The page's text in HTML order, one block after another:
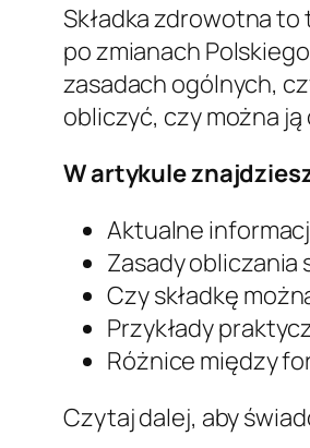
Składka zdrowotna
po zmianach
zasadach ogólnych,
obliczyć, czy można
W artykule
Aktualne
Zasady obliczania
Czy składkę
Przykłady
Różnice między
Czytaj dalej, aby